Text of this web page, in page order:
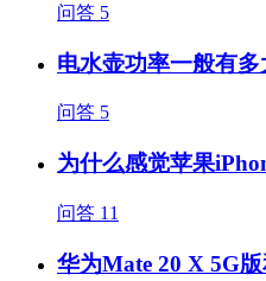
问答 5
电水壶功率一般有
问答 5
为什么感觉苹果
问答 11
华为Mate 20 X 5G